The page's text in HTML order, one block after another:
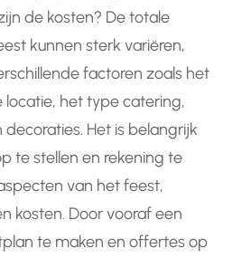
de kosten? De totale
kunnen sterk variëren,
factoren zoals het
locatie, het type catering,
Het is belangrijk
te stellen en rekening te
van het feest,
kosten. Door vooraf een
te maken en offertes op